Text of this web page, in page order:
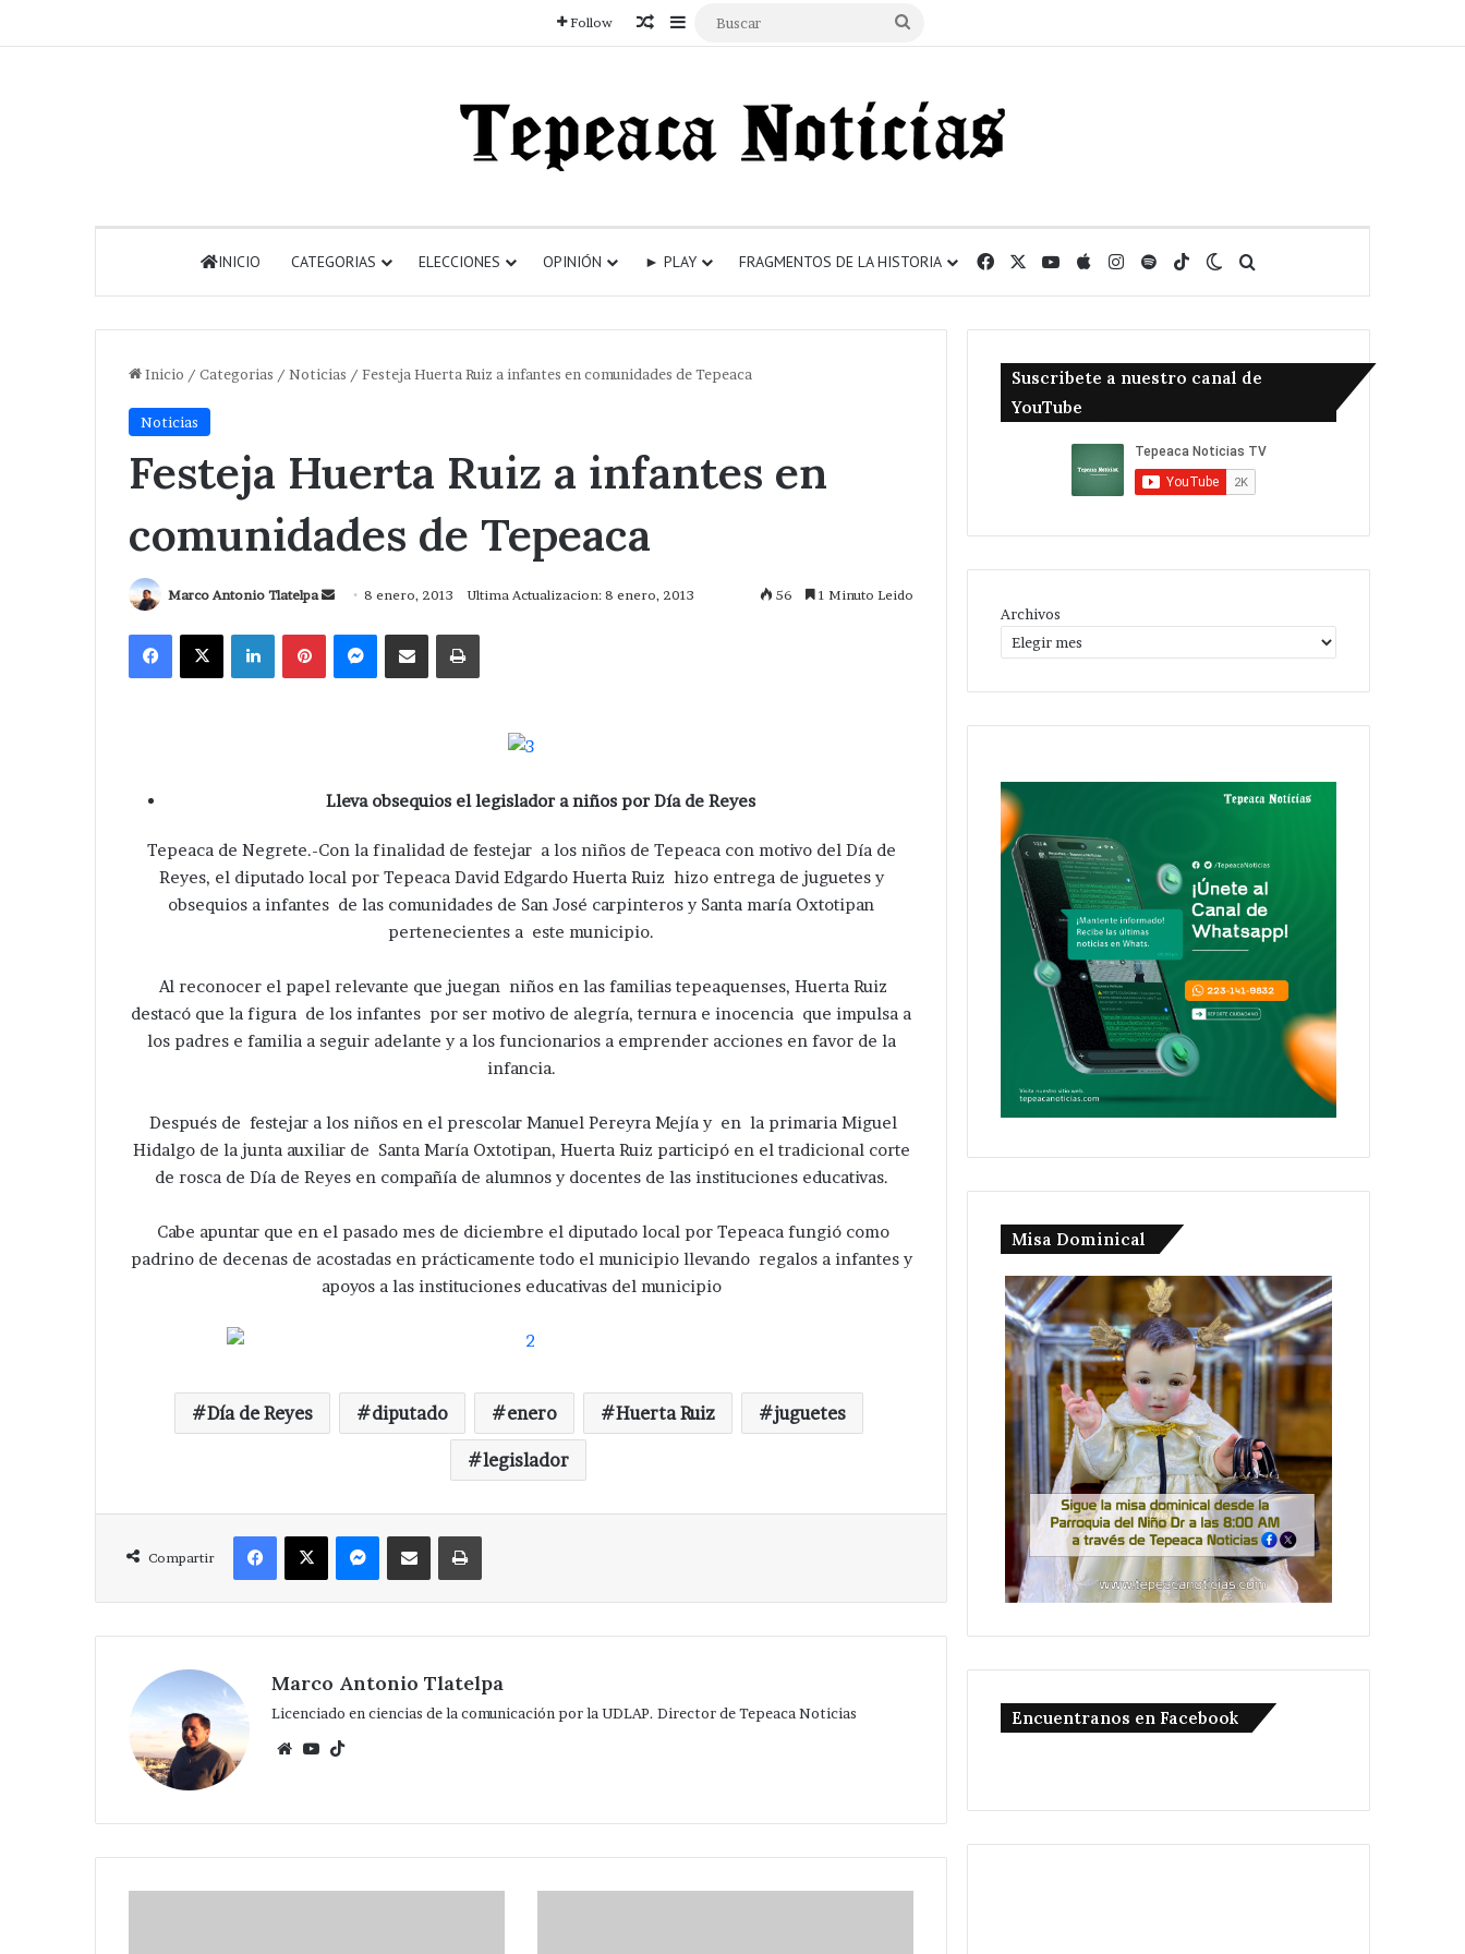
Follow Articulo aleatorio
Sidebar
INICIO CATEGORIAS ELECCIONES OPINIÓN ► PLAY FRAGMENTOS DE LA HISTORIA FacebookYouTube
AppleInstagram
SpotifyTikTokSwitch skin
Inicio / Categorias / Noticias / Festeja Huerta Ruiz a infantes en comunidades de Tepeaca
Noticias
Festeja Huerta Ruiz a infantes en
comunidades de Tepeaca
Marco Antonio Tlatelpa
Send
email
8 enero, 2013 Ultima Actualizacion: 8 enero, 2013 56 1 Minuto Leido
Facebook
X LinkedInPinterestMessengerCompartir via CorreoImprimir
Lleva obsequios el legislador a niños por Día de Reyes
Tepeaca de Negrete.-Con la finalidad de festejar a los niños de Tepeaca con motivo del Día de
Reyes, el diputado local por Tepeaca David Edgardo Huerta Ruiz hizo entrega de juguetes y
obsequios a infantes de las comunidades de San José carpinteros y Santa maría Oxtotipan
pertenecientes a este municipio.
Al reconocer el papel relevante que juegan niños en las familias tepeaquenses, Huerta Ruiz
destacó que la figura de los infantes por ser motivo de alegría, ternura e inocencia que impulsa a
los padres e familia a seguir adelante y a los funcionarios a emprender acciones en favor de la
infancia.
Después de festejar a los niños en el prescolar Manuel Pereyra Mejía y en la primaria Miguel
Hidalgo de la junta auxiliar de Santa María Oxtotipan, Huerta Ruiz participó en el tradicional corte
de rosca de Día de Reyes en compañía de alumnos y docentes de las instituciones educativas.
Cabe apuntar que en el pasado mes de diciembre el diputado local por Tepeaca fungió como
padrino de decenas de acostadas en prácticamente todo el municipio llevando regalos a infantes y
apoyos a las instituciones educativas del municipio
Día de Reyes diputado enero Huerta Ruiz juguetes
legislador
Compartir
Facebook
X MessengerCompartir via CorreoImprimir
Marco Antonio Tlatelpa
Licenciado en ciencias de la comunicación por la UDLAP. Director de Tepeaca Noticias
WebsiteYouTube
Suscribete a nuestro canal de
YouTube
Archivos
Misa Dominical
Encuentranos en Facebook